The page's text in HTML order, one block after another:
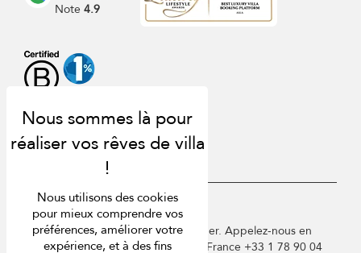
Note 4.9
USD $ fr Français
Copyright © 2026 St Barts Villa Finder. Appelez-nous en
Angleterre au +44 2 033 933 883 / France +33 1 78 90 04
Nous utilisons des cookies
pour mieux comprendre vos
préférences, améliorer votre
expérience, et à des fins